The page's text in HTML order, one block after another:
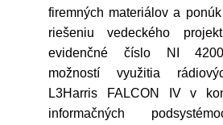
firemných materiálov a
riešeniu vedeckého
evidenčné číslo NI
možností využitia
L3Harris FALCON IV v
informačných